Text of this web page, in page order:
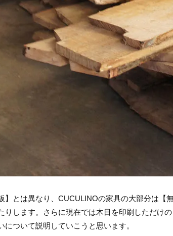
とは異なり、CUCULINOの家具の大部分は
します。さらに現在では木目を印刷しただけ
ついて説明していこうと思います。